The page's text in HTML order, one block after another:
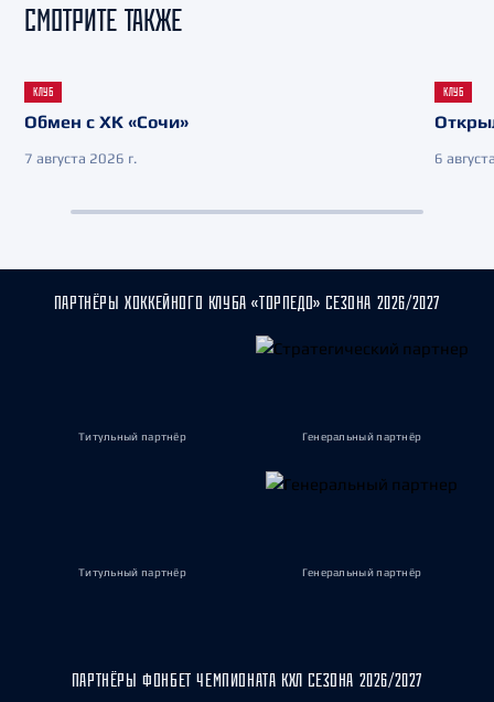
СМОТРИТЕ ТАКЖЕ
КЛУБ
Обмен с ХК «Сочи»
7 августа 2026 г.
КЛУБ
6
ПАРТНЁРЫ ХОККЕЙНОГО КЛУБА «ТОРПЕДО» СЕЗОНА 2026/2027
Титульный партнёр Генеральный партнёр
Титульный партнёр Генеральный партнёр
ПАРТНЁРЫ ФОНБЕТ ЧЕМПИОНАТА КХЛ СЕЗОНА 2026/2027